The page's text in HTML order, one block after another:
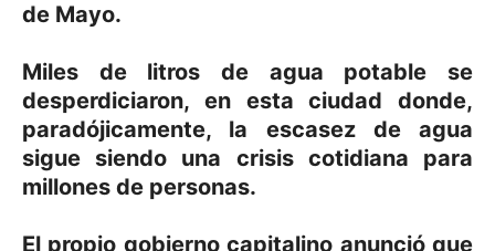
de Mayo.
Miles de litros de agua potable se
desperdiciaron, en esta ciudad donde,
paradójicamente, la escasez de agua
sigue siendo una crisis cotidiana para
millones de personas.
El propio gobierno capitalino anunció que